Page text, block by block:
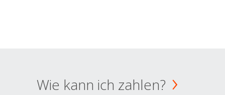
Wie kann ich zahlen?